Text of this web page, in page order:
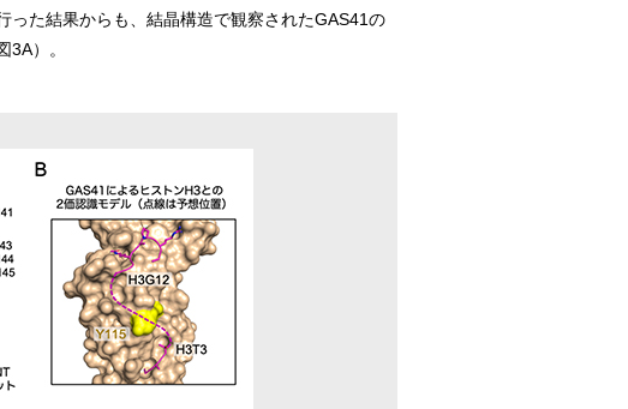
った結果からも、結晶構造で観察されたGAS41の
）。